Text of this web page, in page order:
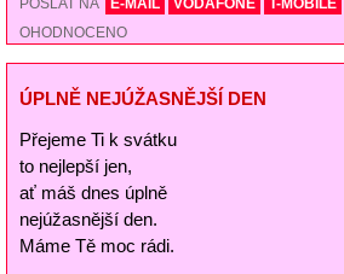
POSLAT NA E-MAIL VODAFONE T-MOBILE
OHODNOCENO
ÚPLNĚ NEJÚŽASNĚJŠÍ DEN
Přejeme Ti k svátku
to nejlepší jen,
ať máš dnes úplně
nejúžasnější den.
Máme Tě moc rádi.